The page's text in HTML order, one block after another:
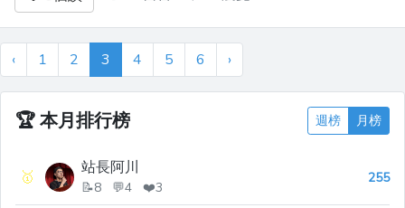
適合工作的工具比以往任何時候都容易。
在本文中，我將向您介紹 5 個供後端開發
人員在 2025 年使用的開源工具。 有些
是新的，有些已經存在...
‹ 1 2 3 4 5 6 ›
🏆本月排行榜 週榜 月榜
🥇 站長阿川
📝8 💬4 ❤️3
255